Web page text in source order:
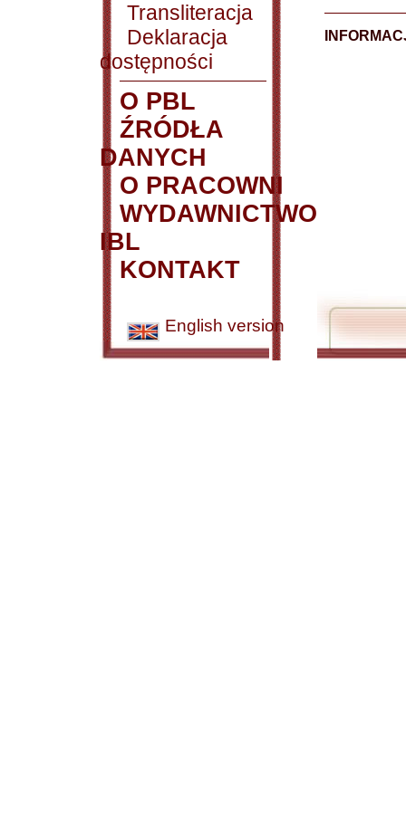
Transliteracja
Deklaracja
dostępności
O PBL
ŹRÓDŁA
DANYCH
O PRACOWNI
WYDAWNICTWO
IBL
KONTAKT
English version